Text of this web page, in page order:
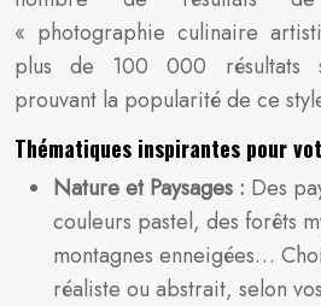
« photographie culinaire
plus de 100 000 résultats
prouvant la popularité de ce
Thématiques inspirantes pour
Nature et Paysages : Des
couleurs pastel, des forêts
montagnes enneigées…
réaliste ou abstrait, selon